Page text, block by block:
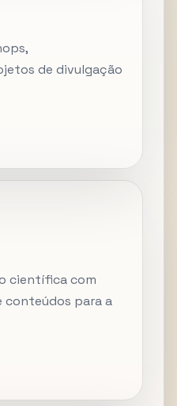
de divulgação
científica com
conteúdos para a